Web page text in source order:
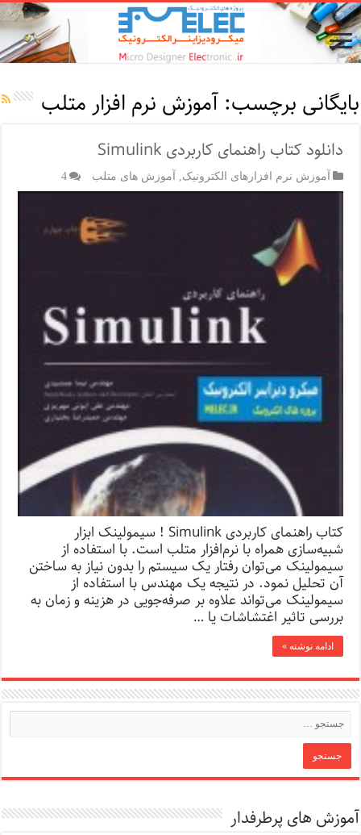
بایگانی برچسب:آموزش نرم افزار متلب
دانلود کتاب راهنمای کاربردی Simulink
آموزش نرم افزارهای الکترونیک آموزش های متلب 4
کتاب راهنمای کاربردی Simulink ! سیمولینک ابزار
شبیه‌سازی همراه با نرم‌افزار متلب است. با استفاده از
سیمولینک می‌توان رفتار یک سیستم را بدون نیاز به ساختن
آن تحلیل نمود. در نتیجه یک مهندس با استفاده از
سیمولینک می‌تواند علاوه بر صرفه‌جویی در هزینه و زمان به
بررسی تاثیر اغتشاشات یا …
ادامه نوشته »
آموزش های پرطرفدار